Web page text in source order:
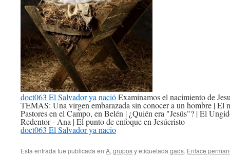
doct063 El Salvador ya nacióExaminamos el nacimiento de
TEMAS: Una virgen embarazada sin conocer a un hombre | El
Pastores en el Campo, en Belén | ¿Quién era "Jesús"? | El
Redentor - Ana | El punto de enfoque en Jesúcristo
doct063 El Salvador ya nacio
Esta entrada fue publicada en A, gruposy etiquetada gads. Enlace